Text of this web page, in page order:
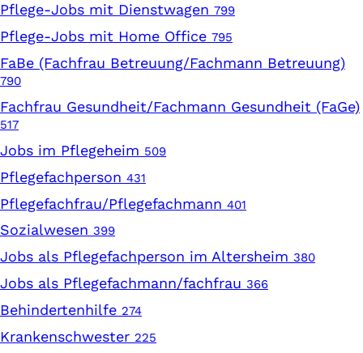
Pflege-Jobs mit Dienstwagen 799
Pflege-Jobs mit Home Office 795
FaBe (Fachfrau Betreuung/Fachmann Betreuung)
790
Fachfrau Gesundheit/Fachmann Gesundheit (FaGe)
517
Jobs im Pflegeheim 509
Pflegefachperson 431
Pflegefachfrau/Pflegefachmann 401
Sozialwesen 399
Jobs als Pflegefachperson im Altersheim 380
Jobs als Pflegefachmann/fachfrau 366
Behindertenhilfe 274
Krankenschwester 225